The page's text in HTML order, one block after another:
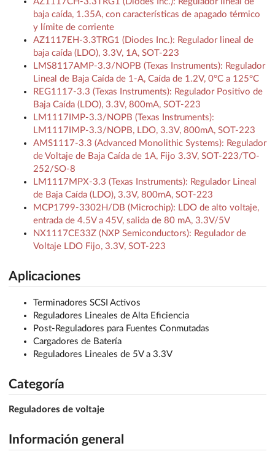
baja caída, 1.35A, con características de apagado térmico
y límite de corriente
AZ1117EH-3.3TRG1 (Diodes Inc.): Regulador lineal de
baja caída (LDO), 3.3V, 1A, SOT-223
LMS8117AMP-3.3/NOPB (Texas Instruments): Regulador
Lineal de Baja Caída de 1-A, Caída de 1.2V, 0°C a 125°C
REG1117-3.3 (Texas Instruments): Regulador Positivo de
Baja Caída (LDO), 3.3V, 800mA, SOT-223
LM1117IMP-3.3/NOPB (Texas Instruments):
LM1117IMP-3.3/NOPB, LDO, 3.3V, 800mA, SOT-223
AMS1117-3.3 (Advanced Monolithic Systems): Regulador
de Voltaje de Baja Caída de 1A, Fijo 3.3V, SOT-223/TO-
252/SO-8
LM1117MPX-3.3 (Texas Instruments): Regulador Lineal
de Baja Caída (LDO), 3.3V, 800mA, SOT-223
MCP1799-3302H/DB (Microchip): LDO de alto voltaje,
entrada de 4.5V a 45V, salida de 80 mA, 3.3V/5V
NX1117CE33Z (NXP Semiconductors): Regulador de
Voltaje LDO Fijo, 3.3V, SOT-223
Aplicaciones
Terminadores SCSI Activos
Reguladores Lineales de Alta Eficiencia
Post-Reguladores para Fuentes Conmutadas
Cargadores de Batería
Reguladores Lineales de 5V a 3.3V
Categoría
Reguladores de voltaje
Información general